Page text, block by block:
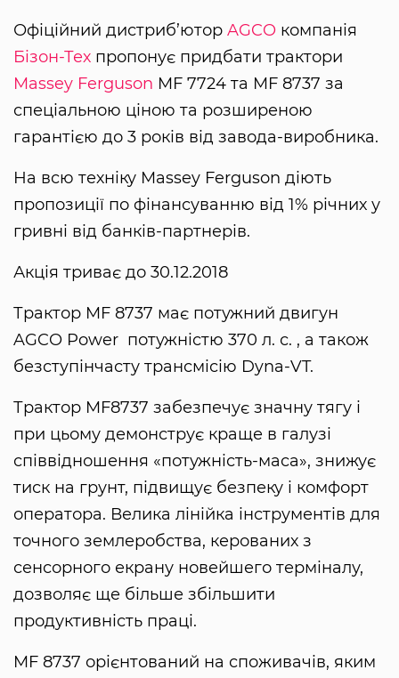
Офіційний дистриб’ютор AGCO компанія
Бізон-Тех пропонує придбати трактори
Massey Ferguson MF 7724 та MF 8737 за
спеціальною ціною та розширеною
гарантією до 3 років від завода-виробника.
На всю техніку Massey Ferguson діють
пропозиції по фінансуванню від 1% річних у
гривні від банків-партнерів.
Акція триває до 30.12.2018
Трактор MF 8737 має потужний двигун
AGCO Power потужністю 370 л. с. , а також
безступінчасту трансмісію Dyna-VT.
Трактор MF8737 забезпечує значну тягу і
при цьому демонструє краще в галузі
співвідношення «потужність-маса», знижує
тиск на грунт, підвищує безпеку і комфорт
оператора. Велика лінійка інструментів для
точного землеробства, керованих з
сенсорного екрану новейшего терміналу,
дозволяє ще більше збільшити
продуктивність праці.
MF 8737 орієнтований на споживачів, яким